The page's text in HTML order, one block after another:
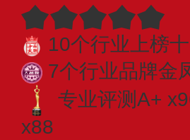
10个行业上榜
7个行业品牌金
专业评测A+
x88